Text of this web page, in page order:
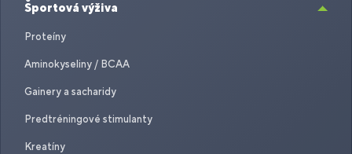
Športová výživa
Proteíny
Aminokyseliny / BCAA
Gainery a sacharidy
Predtréningové stimulanty
Kreatíny